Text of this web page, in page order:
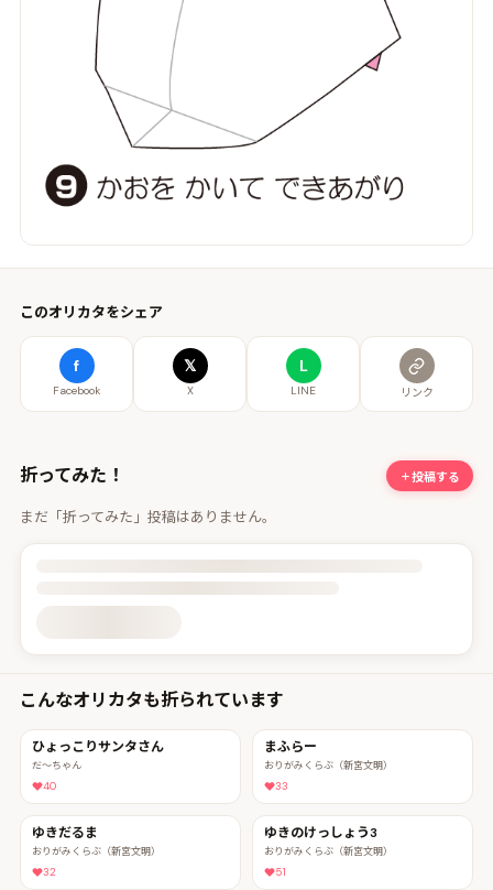
このオリカタをシェア
f
Facebook
𝕏
X
L
LINE リンク
折ってみた！ 投稿する
まだ「折ってみた」投稿はありません。
投稿詳細を読み込んでいます
こんなオリカタも折られています
ひょっこりサンタさん
だ〜ちゃん
40
まふらー
おりがみくらぶ（新宮文明）
33
ゆきだるま
おりがみくらぶ（新宮文明）
32
ゆきのけっしょう3
おりがみくらぶ（新宮文明）
51